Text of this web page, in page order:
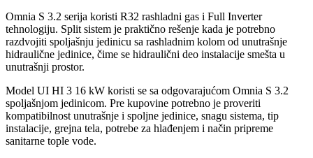
Omnia S 3.2 serija koristi R32 rashladni gas i Full Inverter
tehnologiju. Split sistem je praktično rešenje kada je potrebno
razdvojiti spoljašnju jedinicu sa rashladnim kolom od unutrašnje
hidraulične jedinice, čime se hidraulični deo instalacije smešta u
unutrašnji prostor.
Model UI HI 3 16 kW koristi se sa odgovarajućom Omnia S 3.2
spoljašnjom jedinicom. Pre kupovine potrebno je proveriti
kompatibilnost unutrašnje i spoljne jedinice, snagu sistema, tip
instalacije, grejna tela, potrebe za hlađenjem i način pripreme
sanitarne tople vode.